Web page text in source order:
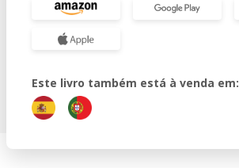
Este livro também está à venda em: